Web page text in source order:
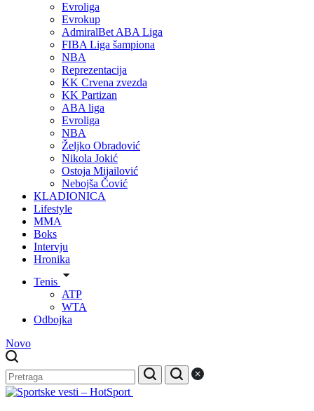
Evroliga
Evrokup
AdmiralBet ABA Liga
FIBA Liga šampiona
NBA
Reprezentacija
KK Crvena zvezda
KK Partizan
ABA liga
Evroliga
NBA
Željko Obradović
Nikola Jokić
Ostoja Mijailović
Nebojša Čović
KLADIONICA
Lifestyle
MMA
Boks
Intervju
Hronika
Tenis
ATP
WTA
Odbojka
Novo